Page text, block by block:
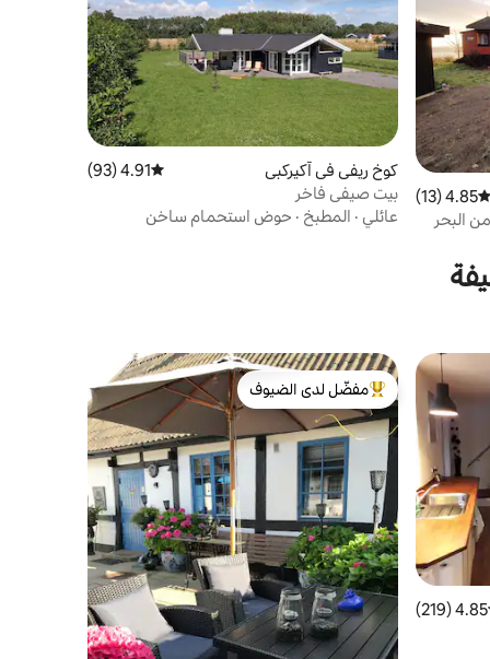
متوسط التقييم 4.85 من 5، 13 مراجعات
4.85 (13)
كوخ ريفي في آكيركبي متوسط التقييم 4.91 من 5، 93 مراجعات
4.91 (93)
بيت صيفي فاخر
عائلي · المطبخ · حوض استحمام ساخن
التقييم 4.85 من 5، 219 مراجعات
4.85 (219)
من أبرز البيوت المفضّلة لدى الضيوف
مفضّل لدى الضيوف